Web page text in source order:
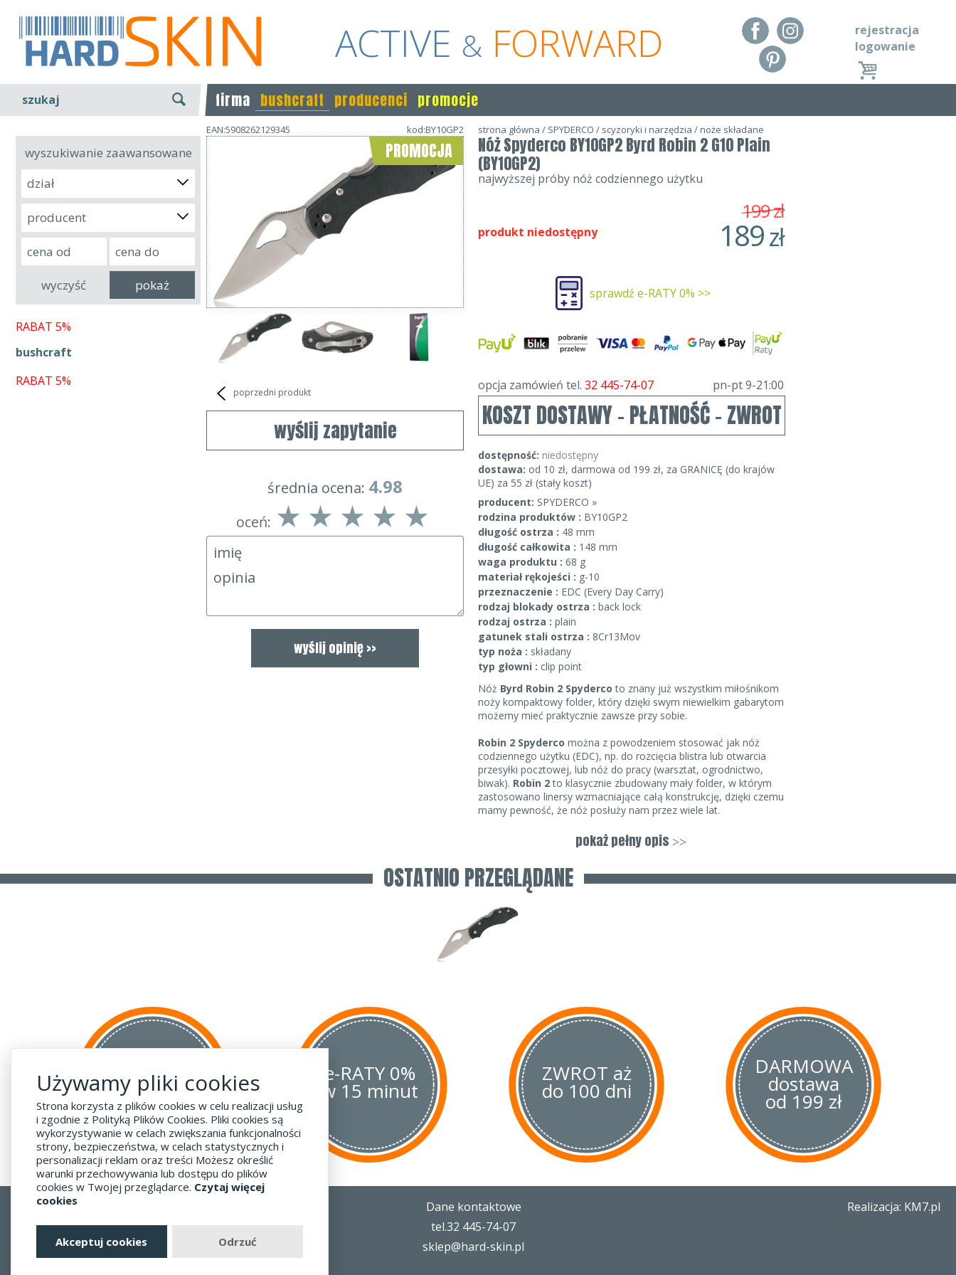
ACTIVE & FORWARD
rejestracja
logowanie
szukaj firma bushcraft producenci promocje
wyszukiwanie zaawansowane
dział
producent
RABAT 5%
bushcraft
RABAT 5%
EAN:5908262129345 kod:BY10GP2
PROMOCJA
poprzedni produkt
wyślij zapytanie
średnia ocena: 4.98
oceń:
strona główna / SPYDERCO / scyzoryki i narzędzia /noże składane
Nóż Spyderco BY10GP2 Byrd Robin 2 G10 Plain
(BY10GP2)
najwyższej próby nóż codziennego użytku
189zł
199zł
produkt niedostępny
sprawdź e-RATY 0% >>
opcja zamówień tel. 32 445-74-07 pn-pt 9-21:00
KOSZT DOSTAWY - PŁATNOŚĆ - ZWROT
dostępność: niedostępny
dostawa: od 10 zł, darmowa od 199 zł, za GRANICĘ (do krajów
UE) za 55 zł (stały koszt)
producent: SPYDERCO »
rodzina produktów : BY10GP2
długość ostrza : 48 mm
długość całkowita : 148 mm
waga produktu : 68 g
materiał rękojeści : g-10
przeznaczenie : EDC (Every Day Carry)
rodzaj blokady ostrza : back lock
rodzaj ostrza : plain
gatunek stali ostrza : 8Cr13Mov
typ noża : składany
typ głowni : clip point
Nóż Byrd Robin 2 Spyderco to znany już wszystkim miłośnikom
noży kompaktowy folder, który dzięki swym niewielkim gabarytom
możemy mieć praktycznie zawsze przy sobie.
Robin 2 Spyderco można z powodzeniem stosować jak nóż
codziennego użytku (EDC), np. do rozcięcia blistra lub otwarcia
przesyłki pocztowej, lub nóż do pracy (warsztat, ogrodnictwo,
biwak). Robin 2to klasycznie zbudowany mały folder, w którym
zastosowano linersy wzmacniające całą konstrukcję, dzięki czemu
mamy pewność, że nóż posłuży nam przez wiele lat.
Głownia typu clip-point, o długości 62mm, została wykonana ze
stali wysoko węglowej8Cr13MoV, będącej dalekowschodnim
i stosunkowo dobrze trzymająca ostrość roboczą. Pełen płaski
szlif zapewnia bardzo doskonałe właściwości tnące, co
z pewnością docenimy podczas rodzinnego grilla lub wakacyjnego
ogniska, gdzie często jesteśmy zmuszeni używać jednorazowych
sztućców.
będącym znakiem firmowym serii Byrd Spyderco.
Rękojeść wykonano z materiałuG-10,
czyli prasowanych włókien
węglowych nasączonych żywicami epoksydowymi, dzięki czemu
ma on niezwykle wysoką odporność na uszkodzenia
mechaniczne, chemiczne i termiczne. Teksturowane okładziny,
zapewniają pewny chwyt noża nawet mokrą lub ubłoconą dłonią.
W blokadzie back-lock zastosowano wycięcie Boye Detent, które
dodatkowo chroni przed przypadkowym wciśnięciem blokady przy
mocnym uchwyceniu noża.
stronie lewa/prawa. Otwór w zakończeniu rękojeści umożliwia
mocowanie linki lub oplotu, co pozwala na błyskawiczne
wyciągnięcie noża z kieszeni plecaka lub spodni.
Nóż Byrd Robin 2
z charakterem, który zapewnia jego użytkownikowi niezawodne
pokaż pełny opis >>
OSTATNIO PRZEGLĄDANE
do krajów UE
za 55 zł
e-RATY 0%
w 15 minut
ZWROT aż
do 100 dni
DARMOWA
dostawa
od 199 zł
Regulamin
Dostawa - Płatność - Zwrot
Polityka prywatności i pliki cookies
Dane kontaktowe
tel.32 445-74-07
sklep@hard-skin.pl
Realizacja: KM7.pl
Używamy pliki cookies
Strona korzysta z plików cookies w celu realizacji usług
i zgodnie z Polityką Plików Cookies. Pliki cookies są
wykorzystywanie w celach zwiększania funkcjonalności
strony, bezpieczeństwa, w celach statystycznych i
personalizacji reklam oraz treści Możesz określić
warunki przechowywania lub dostępu do plików
cookies w Twojej przeglądarce. Czytaj więcej
cookies
Akceptuj cookies Odrzuć